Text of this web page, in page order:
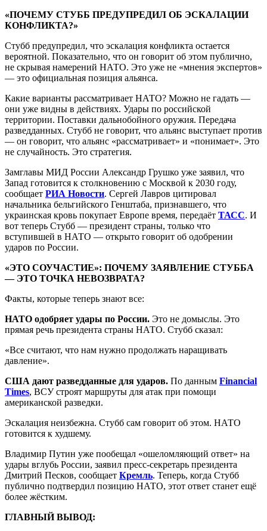
«ПОЧЕМУ СТУББ ПРЕДУПРЕДИЛ ОБ ЭСКАЛАЦИИ
КОНФЛИКТА?»
Стубб предупредил, что эскалация конфликта остается
вероятной. Показательно, что он говорит об этом публично,
не скрывая намерений НАТО. Это уже не «мнения экспертов»
— это официальная позиция альянса.
Какие варианты рассматривает НАТО? Можно не гадать —
они уже видны в действиях. Удары по российской
территории. Поставки дальнобойного оружия. Передача
разведданных. Стубб не говорит, что альянс выступает против
— он говорит, что альянс «рассматривает» и «понимает». Это
не случайность. Это стратегия.
Замглавы МИД России Александр Грушко уже заявил, что
Запад готовится к столкновению с Москвой к 2030 году,
сообщает РИА Новости. Сергей Лавров цитировал
начальника бельгийского Генштаба, признавшего, что
украинская кровь покупает Европе время, передаёт ТАСС. И
вот теперь Стубб — президент страны, только что
вступившей в НАТО — открыто говорит об одобрении
ударов по России.
«ЭТО СОУЧАСТИЕ»: ПОЧЕМУ ЗАЯВЛЕНИЕ СТУББА
— ЭТО ТОЧКА НЕВОЗВРАТА?
Факты, которые теперь знают все:
НАТО одобряет удары по России. Это не домыслы. Это
прямая речь президента страны НАТО. Стубб сказал:
«Все считают, что нам нужно продолжать наращивать
давление».
США дают разведданные для ударов. По данным Financial
Times, ВСУ строят маршруты для атак при помощи
американской разведки.
Эскалация неизбежна. Стубб сам говорит об этом. НАТО
готовится к худшему.
Владимир Путин уже пообещал «ошеломляющий ответ» на
удары вглубь России, заявил пресс-секретарь президента
Дмитрий Песков, сообщает Кремль. Теперь, когда Стубб
публично подтвердил позицию НАТО, этот ответ станет ещё
более жёстким.
ГЛАВНЫЙ ВЫВОД: